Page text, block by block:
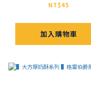
NT$45
加入購物車